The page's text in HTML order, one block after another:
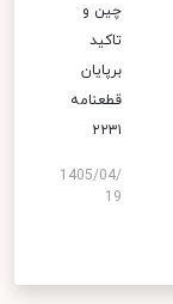
چین و
تاکید
برپایان
قطعنامه
۲۲۳۱
1405/04/
19